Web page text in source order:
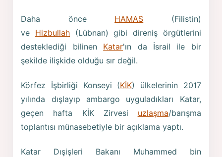
Daha önce HAMAS (Filistin)
ve Hizbullah (Lübnan) gibi direniş örgütlerini
desteklediği bilinen Katar'ın da İsrail ile bir
şekilde ilişkide olduğu sır değil.
Körfez İşbirliği Konseyi (KİK) ülkelerinin 2017
yılında dışlayıp ambargo uyguladıkları Katar,
geçen hafta KİK Zirvesi uzlaşma/barışma
toplantısı münasebetiyle bir açıklama yaptı.
Katar Dışişleri Bakanı Muhammed bin